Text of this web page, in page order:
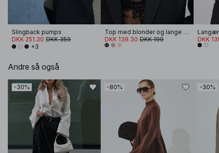
Slingback pumps
DKK 251.30 DKK 359
+3
Top med blonder og lange ærmer
DKK 139.30 DKK 199 DKK
Andre så også
-30% -80% -30%